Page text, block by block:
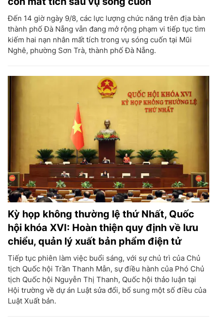
Đến 14 giờ ngày 9/8, các lực lượng chức năng trên địa bàn
thành phố Đà Nẵng vẫn đang mở rộng phạm vi tiếp tục tìm
kiếm hai nạn nhân mất tích trong vụ sóng cuốn tại Mũi
Nghê, phường Sơn Trà, thành phố Đà Nẵng.
Kỳ họp không thường lệ thứ Nhất, Quốc
hội khóa XVI: Hoàn thiện quy định về lưu
chiểu, quản lý xuất bản phẩm điện tử
Tiếp tục phiên làm việc buổi sáng, với sự chủ trì của Chủ
tịch Quốc hội Trần Thanh Mẫn, sự điều hành của Phó Chủ
tịch Quốc hội Nguyễn Thị Thanh, Quốc hội thảo luận tại
Hội trường về dự án Luật sửa đổi, bổ sung một số điều của
Luật Xuất bản.